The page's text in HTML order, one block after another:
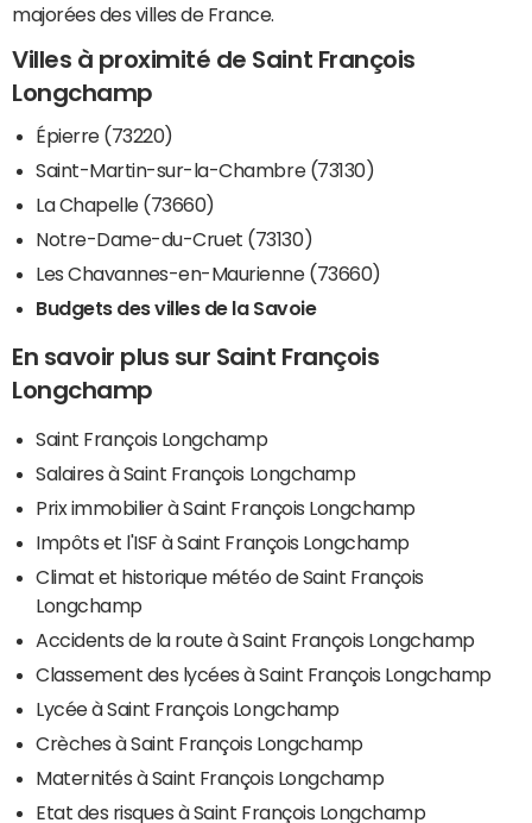
majorées des villes de France.
Villes à proximité de Saint François
Longchamp
Épierre (73220)
Saint-Martin-sur-la-Chambre (73130)
La Chapelle (73660)
Notre-Dame-du-Cruet (73130)
Les Chavannes-en-Maurienne (73660)
Budgets des villes de la Savoie
En savoir plus sur Saint François
Longchamp
Saint François Longchamp
Salaires à Saint François Longchamp
Prix immobilier à Saint François Longchamp
Impôts et l'ISF à Saint François Longchamp
Climat et historique météo de Saint François
Longchamp
Accidents de la route à Saint François Longchamp
Classement des lycées à Saint François Longchamp
Lycée à Saint François Longchamp
Crèches à Saint François Longchamp
Maternités à Saint François Longchamp
Etat des risques à Saint François Longchamp